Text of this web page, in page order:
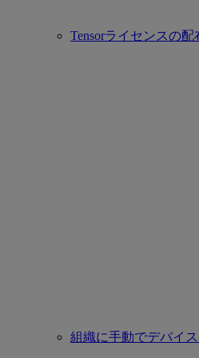
Tensorライセンスの配
組織に手動でデバイ